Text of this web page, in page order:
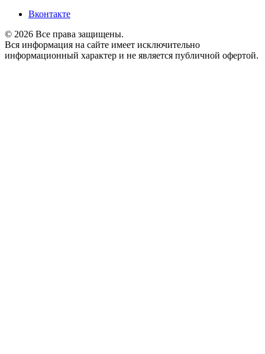
Вконтакте
© 2026 Все права защищены.
Вся информация на сайте имеет исключительно
информационный характер и не является публичной офертой.